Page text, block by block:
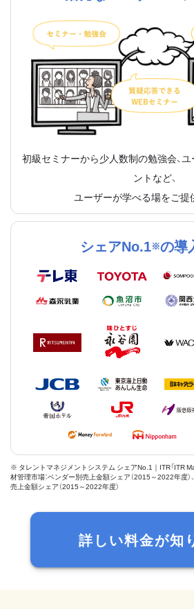
初級セミナーから少人数制の勉強会、
ントなど、
ユーザーが学べる場をご提
シェアNo.1※の導
※ タレントマネジメントシステム シェアNo.1｜ITR「ITR
材管理市場：ベンダー別売上金額シェア（2015～2022年度
売上金額シェア（2015～2022年度）
詳しい料金が知